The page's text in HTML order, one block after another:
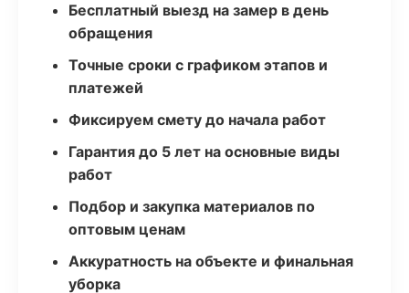
Бесплатный выезд на замер в день
обращения
Точные сроки с графиком этапов и
платежей
Фиксируем смету до начала работ
Гарантия до 5 лет на основные виды
работ
Подбор и закупка материалов по
оптовым ценам
Аккуратность на объекте и финальная
уборка